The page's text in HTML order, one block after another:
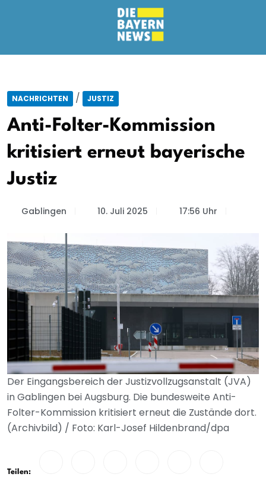
NACHRICHTEN / JUSTIZ
Anti-Folter-Kommission
kritisiert erneut bayerische
Justiz
Gablingen 10. Juli 2025 17:56 Uhr
Der Eingangsbereich der Justizvollzugsanstalt (JVA)
in Gablingen bei Augsburg. Die bundesweite Anti-
Folter-Kommission kritisiert erneut die Zustände dort.
(Archivbild) / Foto: Karl-Josef Hildenbrand/dpa
Teilen: